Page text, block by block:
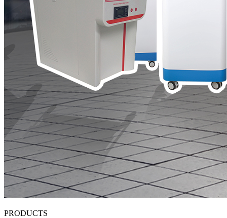
PRODUCTS